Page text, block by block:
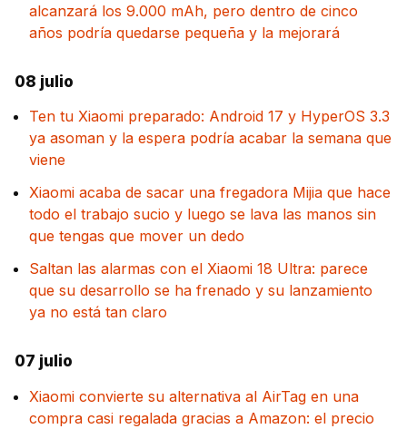
alcanzará los 9.000 mAh, pero dentro de cinco
años podría quedarse pequeña y la mejorará
08 julio
Ten tu Xiaomi preparado: Android 17 y HyperOS 3.3
ya asoman y la espera podría acabar la semana que
viene
Xiaomi acaba de sacar una fregadora Mijia que hace
todo el trabajo sucio y luego se lava las manos sin
que tengas que mover un dedo
Saltan las alarmas con el Xiaomi 18 Ultra: parece
que su desarrollo se ha frenado y su lanzamiento
ya no está tan claro
07 julio
Xiaomi convierte su alternativa al AirTag en una
compra casi regalada gracias a Amazon: el precio